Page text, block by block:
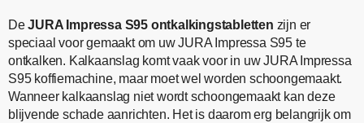
DeJURA Impressa S95 ontkalkingstabletten zijn er
speciaal voor gemaakt om uw JURA Impressa S95 te
ontkalken. Kalkaanslag komt vaak voor in uw JURA Impressa
S95 koffiemachine, maar moet wel worden schoongemaakt.
Wanneer kalkaanslag niet wordt schoongemaakt kan deze
blijvende schade aanrichten. Het is daarom erg belangrijk om